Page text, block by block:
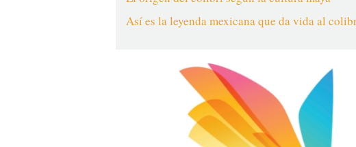
Así es la leyenda mexicana que da vida al